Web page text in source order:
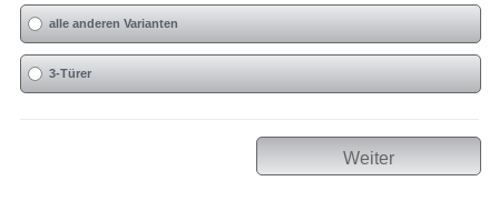
alle anderen Varianten
3-Türer
Weiter